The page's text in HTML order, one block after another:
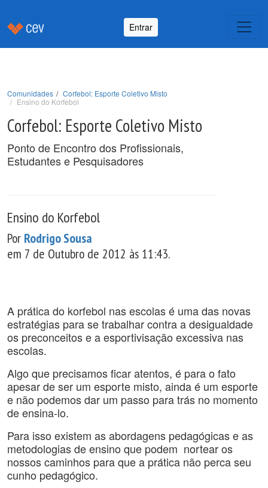
Entrar
Comunidades
Corfebol: Esporte Coletivo Misto
Ensino do Korfebol
Corfebol: Esporte Coletivo Misto
Ponto de Encontro dos Profissionais,
Estudantes e Pesquisadores
Ensino do Korfebol
Por Rodrigo Sousa
em 7 de Outubro de 2012 às 11:43.
A prática do korfebol nas escolas é uma das novas
estratégias para se trabalhar contra a desigualdade
os preconceitos e a esportivisação excessiva nas
escolas.
Algo que precisamos ficar atentos, é para o fato
apesar de ser um esporte misto, ainda é um esporte
e não podemos dar um passo para trás no momento
de ensina-lo.
Para isso existem as abordagens pedagógicas e as
metodologias de ensino que podem nortear os
nossos caminhos para que a prática não perca seu
cunho pedagógico.